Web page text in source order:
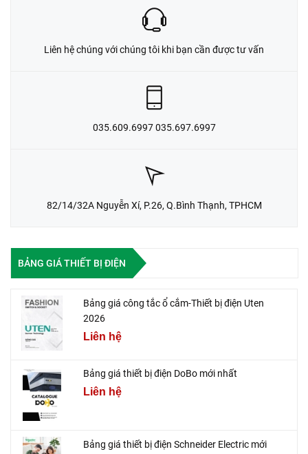
Liên hệ chúng với chúng tôi khi bạn cần được tư vấn
035.609.6997 035.697.6997
82/14/32A Nguyễn Xí, P.26, Q.Bình Thạnh, TPHCM
BẢNG GIÁ THIẾT BỊ ĐIỆN
Bảng giá công tắc ổ cắm-Thiết bị điện Uten
2026
Liên hệ
Bảng giá thiết bị điện DoBo mới nhất
Liên hệ
Bảng giá thiết bị điện Schneider Electric mới